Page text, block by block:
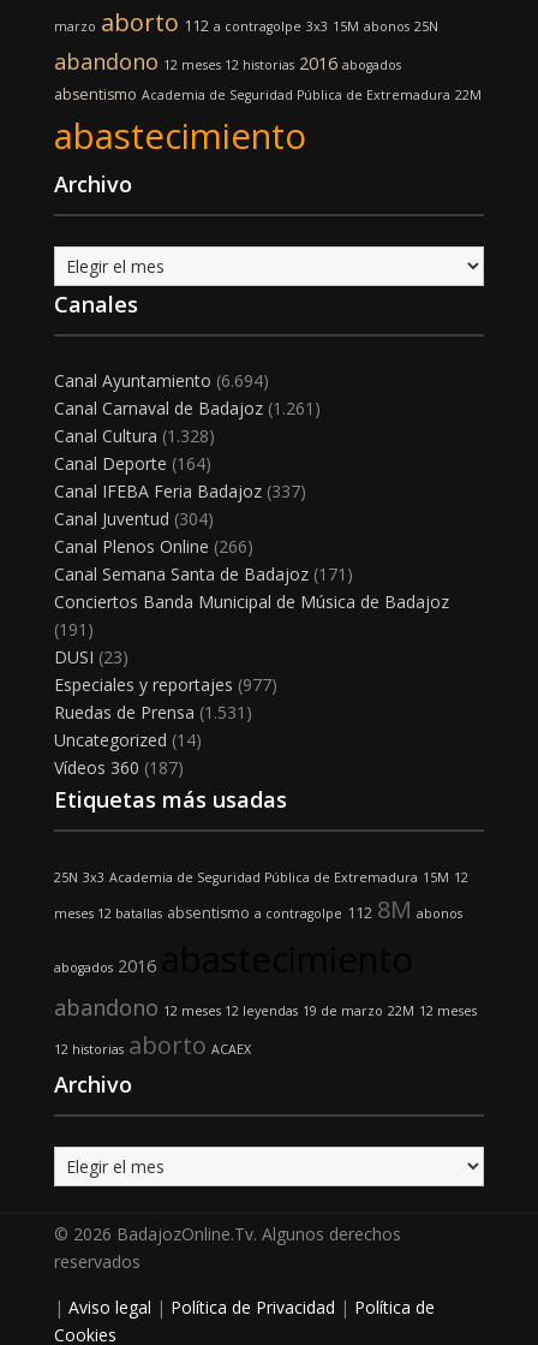
marzo aborto 112 a contragolpe 3x3 15M abonos 25N
abandono 12 meses 12 historias 2016 abogados
absentismo Academia de Seguridad Pública de Extremadura 22M
abastecimiento
Archivo
Archivo
Canales
Canal Ayuntamiento (6.694)
Canal Carnaval de Badajoz(1.261)
Canal Cultura (1.328)
Canal Deporte (164)
Canal IFEBA Feria Badajoz(337)
Canal Juventud (304)
Canal Plenos Online (266)
Canal Semana Santa de Badajoz(171)
Conciertos Banda Municipal de Música de Badajoz
(191)
DUSI (23)
Especiales y reportajes (977)
Ruedas de Prensa (1.531)
Uncategorized (14)
Vídeos 360 (187)
Etiquetas más usadas
25N 3x3 Academia de Seguridad Pública de Extremadura 15M 12
meses 12 batallas absentismo a contragolpe 112 8M abonos
abogados 2016
abandono 12 meses 12 leyendas 19 de marzo 22M 12 meses
12 historias aborto ACAEX
Archivo
Archivo
© 2026 BadajozOnline.Tv. Algunos derechos
reservados
| Aviso legal | Política de Privacidad | Política de
Cookies